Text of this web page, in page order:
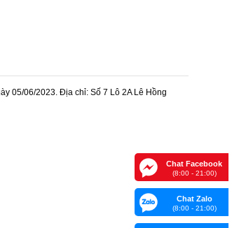
05/06/2023. Địa chỉ: Số 7 Lô 2A Lê Hồng
Chat Facebook
(8:00 - 21:00)
Chat Zalo
(8:00 - 21:00)